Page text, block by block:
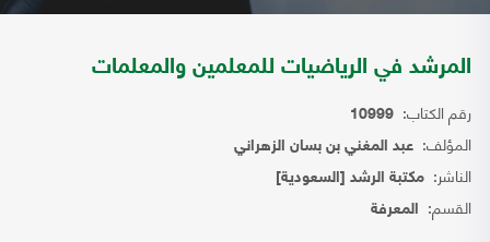
المرشد في الرياضيات للمعلمين والمعلمات
رقم الكتاب: 10999
المؤلف: عبد المغني بن بسان الزهراني
الناشر: مكتبة الرشد [السعودية]
القسم: المعرفة